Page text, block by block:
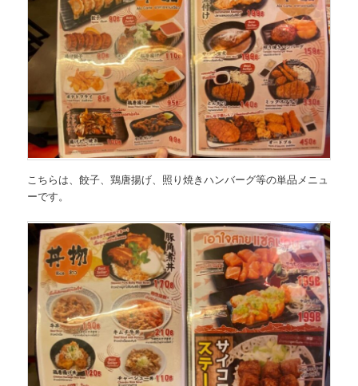
こちらは、餃子、鶏唐揚げ、照り焼きハンバーグ等の単品メニュ
ーです。